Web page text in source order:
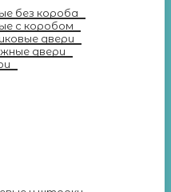
без короба
с коробом
двери
двери